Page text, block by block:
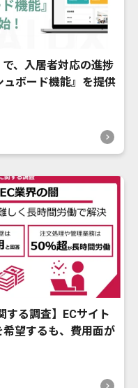
で、入居者対応の進捗
ボード機能』を提供
する調査】ECサイト
望するも、費用面が